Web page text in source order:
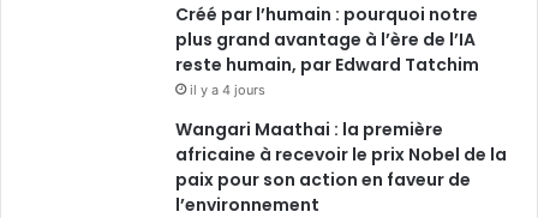
Créé par l’humain : pourquoi notre
plus grand avantage à l’ère de l’IA
reste humain, par Edward Tatchim
il y a 4 jours
Wangari Maathai : la première
africaine à recevoir le prix Nobel de la
paix pour son action en faveur de
l’environnement